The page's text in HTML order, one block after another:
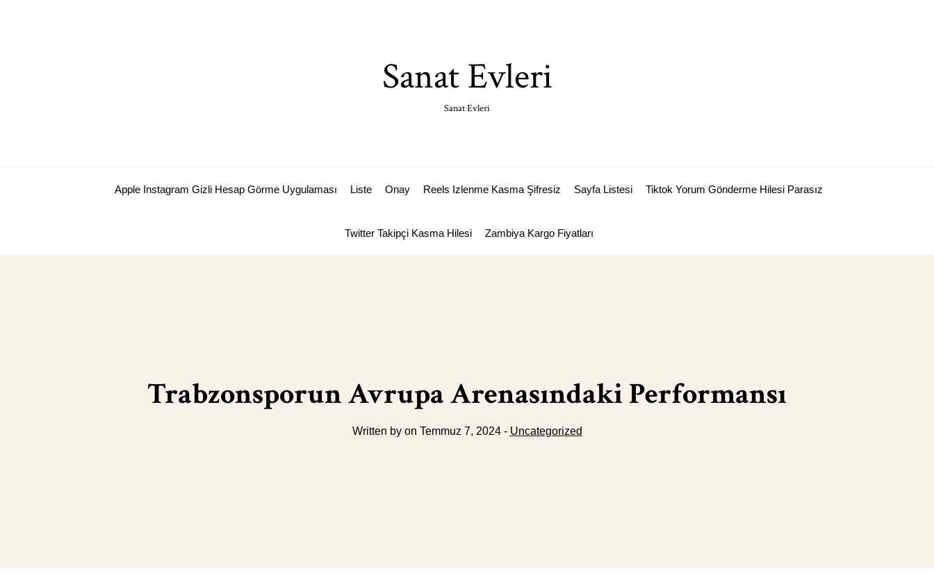
Sanat Evleri
Sanat Evleri
Apple Instagram Gizli Hesap Görme Uygulaması Liste Onay Reels Izlenme Kasma Şifresiz Sayfa Listesi Tiktok Yorum Gönderme Hilesi Parasız
Twitter Takipçi Kasma Hilesi Zambiya Kargo Fiyatları
Trabzonsporun Avrupa Arenasındaki Performansı
Written by on Temmuz 7, 2024 - Uncategorized